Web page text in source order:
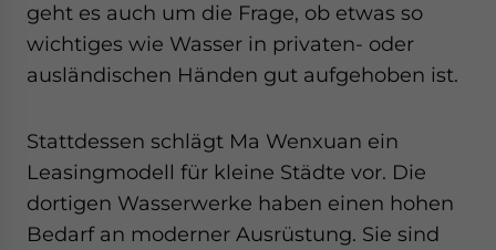
geht es auch um die Frage, ob etwas so
wichtiges wie Wasser in privaten- oder
ausländischen Händen gut aufgehoben ist.
Stattdessen schlägt Ma Wenxuan ein
Leasingmodell für kleine Städte vor. Die
dortigen Wasserwerke haben einen hohen
Bedarf an moderner Ausrüstung. Sie sind